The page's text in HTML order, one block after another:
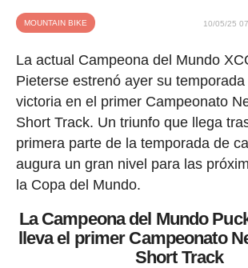
MOUNTAIN BIKE 10/05/25
La actual Campeona del Mundo
Pieterse estrenó ayer su
victoria en el primer Campeonato
Short Track. Un triunfo que llega
primera parte de la temporada de
augura un gran nivel para las
la Copa del Mundo.
La Campeona del Mundo
lleva el primer Campeonato
Short Track